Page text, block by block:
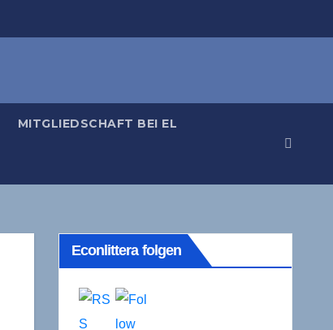
MITGLIEDSCHAFT BEI EL
Econlittera folgen